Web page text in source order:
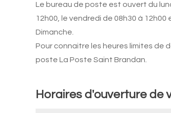
Le bureau de poste est ouvert du
12h00, le vendredi de 08h30 à
Dimanche.
Pour connaitre les heures limites de
poste La Poste Saint Brandan.
Horaires d'ouverture de